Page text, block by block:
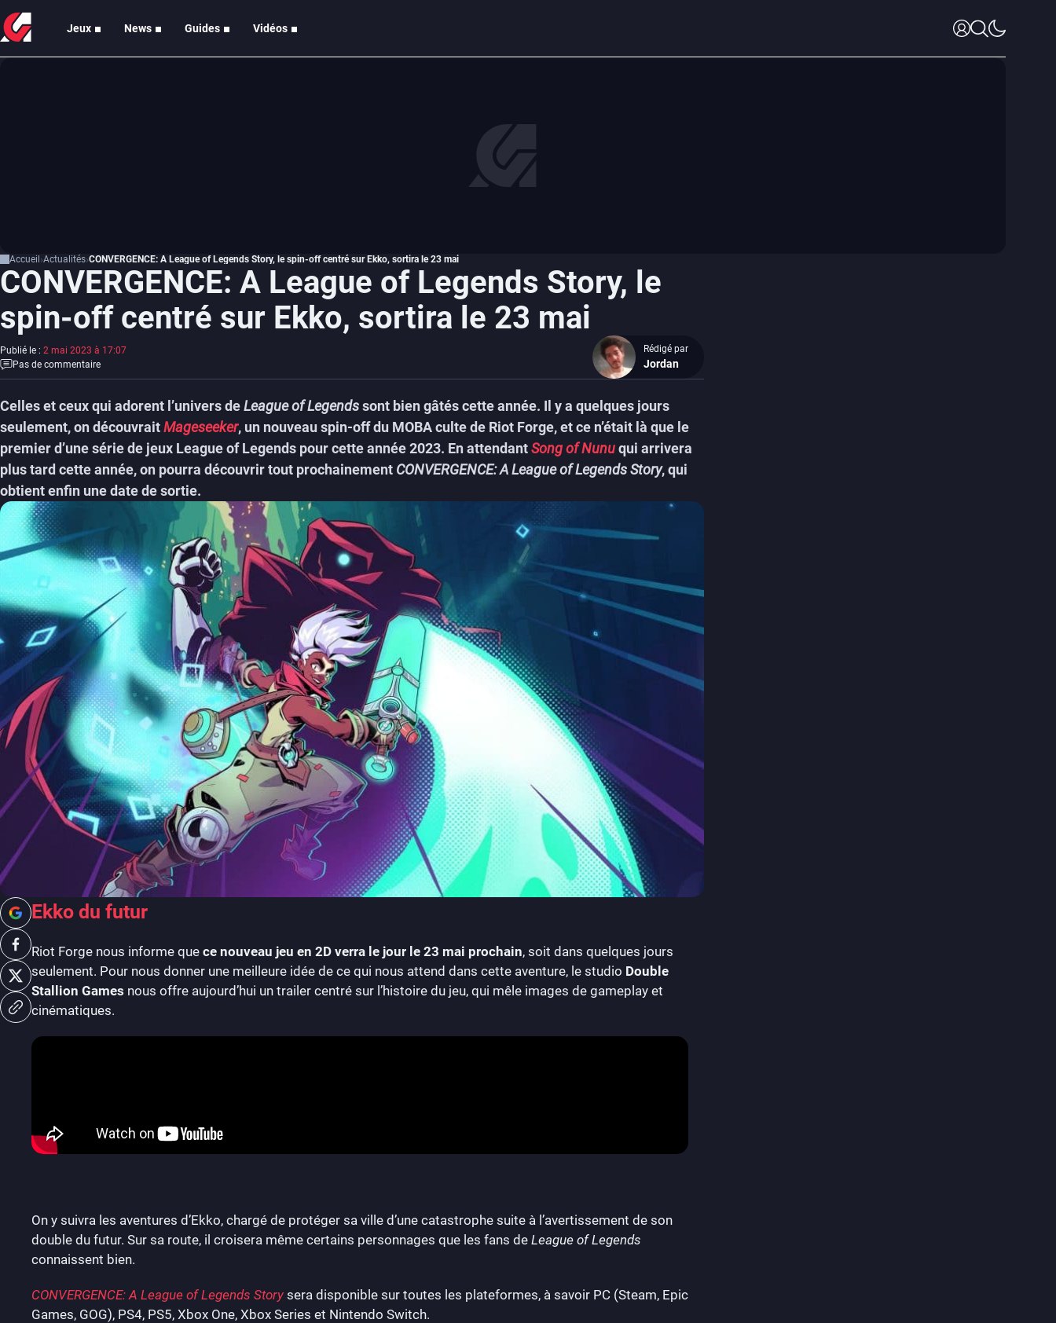
Jeux News Guides Vidéos
Accueil Actualités CONVERGENCE: A League of Legends Story, le spin-off centré sur Ekko, sortira le 23 mai
CONVERGENCE: A League of Legends Story, le
spin-off centré sur Ekko, sortira le 23 mai
Publié le : 2 mai 2023 à 17:07
Pas de commentaire
Rédigé par
Jordan
Celles et ceux qui adorent l’univers deLeague of Legendssont bien gâtés cette année. Il y a quelques jours
seulement, on découvraitMageseeker, un nouveau spin-off du MOBA culte de Riot Forge, et ce n’était là que le
premier d’une série de jeux League of Legends pour cette année 2023. En attendantSong of Nunuqui arrivera
plus tard cette année, on pourra découvrir tout prochainement CONVERGENCE: A League of Legends Story, qui
obtient enfin une date de sortie.
Ekko du futur
Riot Forge nous informe que ce nouveau jeu en 2D verra le jour le 23 mai prochain, soit dans quelques jours
seulement. Pour nous donner une meilleure idée de ce qui nous attend dans cette aventure, le studio Double
Stallion Games nous offre aujourd’hui un trailer centré sur l’histoire du jeu, qui mêle images de gameplay et
cinématiques.
On y suivra les aventures d’Ekko, chargé de protéger sa ville d’une catastrophe suite à l’avertissement de son
double du futur. Sur sa route, il croisera même certains personnages que les fans de League of Legends
connaissent bien.
CONVERGENCE: A League of Legends Story sera disponible sur toutes les plateformes, à savoir PC (Steam, Epic
Games, GOG), PS4, PS5, Xbox One, Xbox Series et Nintendo Switch.